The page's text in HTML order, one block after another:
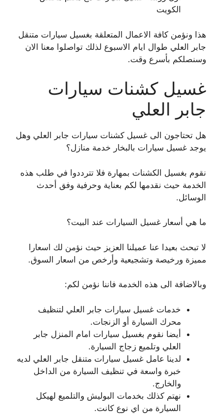
الكويت
هذا ونؤمن كافة الاعمال المتعلقة بغسيل سيارات متنقل
جابر العلي طوال ايام الاسبوع لذلك تواصلوا معنا الان
وسنصلكم بأسرع وقت.
غسيل كشنات سيارات
جابر العلي
هل تحتاجون الى غسيل كشنات سيارات جابر العلي وهل
يوجد غسيل سيارات بالبخار خدمة منازل؟
نقوم بغسيل الكشنات بمهارة فلا تترددوا في طلب هذه
الخدمة حيث نقدمها لكم بعناية وحرفية وفق أحدث
الوسائل.
ما هي أسعار غسيل السيارات عند البيت؟
لا تبحث بعيدا عنا عميلنا العزيز حيث نؤمن لك اسعارا
مميزة ورخيصة وتشجيعية وأرخص من اسعار السوق.
وبالاضافة الى هذه الخدمة فاننا نؤمن لكم:
خدمات غسيل سيارات جابر العلي لتنظيف
محرك السيارة أو الزنجات.
أيضا نقوم بغسيل سيارات امام المنزل جابر
العلي وتلميع زجاج السيارة.
لدينا عامل غسيل سيارات متنقل جابر العلي لديه
خبرة واسعة في تنظيف السيارة من الداخل
والخارج.
نهتم كذلك بخدمات البوليش والتلميع لهيكل
السيارة من اي نوع كانت.